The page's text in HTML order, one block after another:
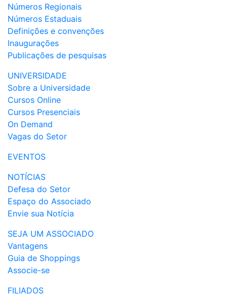
Números Regionais
Números Estaduais
Definições e convenções
Inaugurações
Publicações de pesquisas
UNIVERSIDADE
Sobre a Universidade
Cursos Online
Cursos Presenciais
On Demand
Vagas do Setor
EVENTOS
NOTÍCIAS
Defesa do Setor
Espaço do Associado
Envie sua Notícia
SEJA UM ASSOCIADO
Vantagens
Guia de Shoppings
Associe-se
FILIADOS